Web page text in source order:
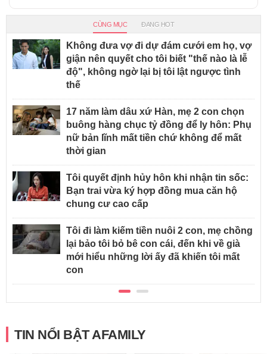
CÙNG MỤC ĐANG HOT
Không đưa vợ đi dự đám cưới em họ, vợ
giận nên quyết cho tôi biết "thế nào là lễ
độ", không ngờ lại bị tôi lật ngược tình
thế
17 năm làm dâu xứ Hàn, mẹ 2 con chọn
buông hàng chục tỷ đồng để ly hôn: Phụ
nữ bản lĩnh mất tiền chứ không để mất
thời gian
Tôi quyết định hủy hôn khi nhận tin sốc:
Bạn trai vừa ký hợp đồng mua căn hộ
chung cư cao cấp
Tôi đi làm kiếm tiền nuôi 2 con, mẹ chồng
lại bảo tôi bỏ bê con cái, đến khi về già
mới hiểu những lời ấy đã khiến tôi mất
con
TIN NỔI BẬT AFAMILY